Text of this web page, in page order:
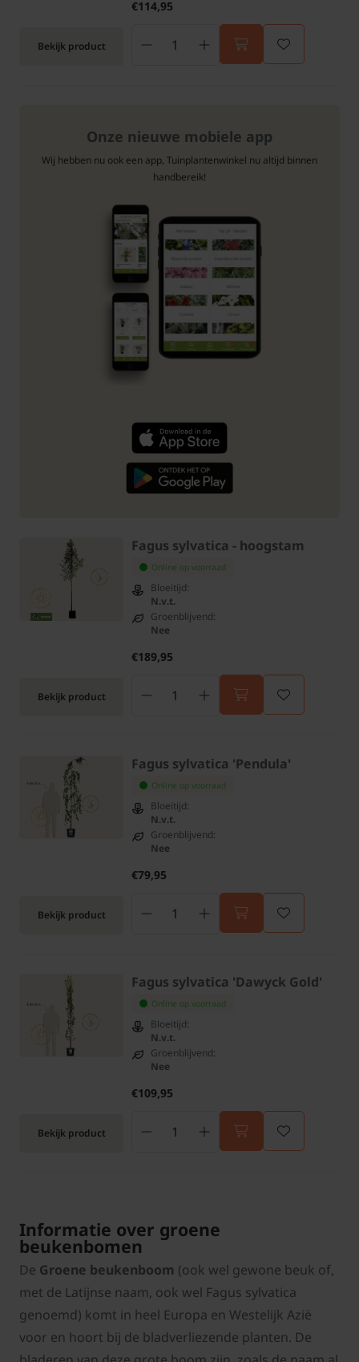
Bekijk product
€114,95
Onze nieuwe mobiele app
Wij hebben nu ook een app, Tuinplantenwinkel nu altijd binnen
handbereik!
Bekijk product
Fagus sylvatica - hoogstam
Online op voorraad
Bloeitijd:
N.v.t.
Groenblijvend:
Nee
€189,95
Bekijk product
Fagus sylvatica 'Pendula'
Online op voorraad
Bloeitijd:
N.v.t.
Groenblijvend:
Nee
€79,95
Bekijk product
Fagus sylvatica 'Dawyck Gold'
Online op voorraad
Bloeitijd:
N.v.t.
Groenblijvend:
Nee
€109,95
Informatie over groene
beukenbomen
De Groene beukenboom (ook wel gewone beuk of,
met de Latijnse naam, ook wel Fagus sylvatica
genoemd) komt in heel Europa en Westelijk Azië
voor en hoort bij de bladverliezende planten. De